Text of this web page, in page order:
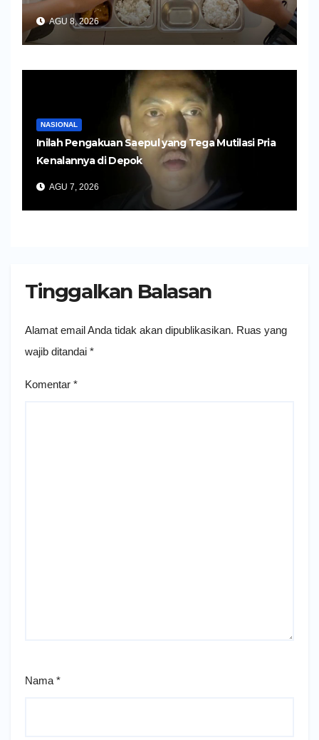
AGU 8, 2026
NASIONAL
Inilah Pengakuan Saepul yang Tega Mutilasi Pria
Kenalannya di Depok
AGU 7, 2026
Tinggalkan Balasan
Alamat email Anda tidak akan dipublikasikan. Ruas yang
wajib ditandai *
Komentar *
Nama *